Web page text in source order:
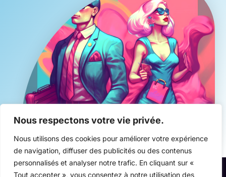
Nous respectons votre vie privée.
Nous utilisons des cookies pour améliorer votre expérience
de navigation, diffuser des publicités ou des contenus
personnalisés et analyser notre trafic. En cliquant sur «
Tout accepter », vous consentez à notre utilisation des